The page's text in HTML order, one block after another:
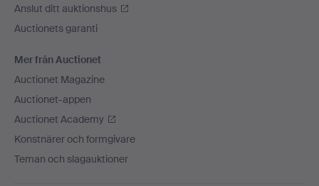
Anslut ditt auktionshus
Auctionets garanti
Mer från Auctionet
Auctionet Magazine
Auctionet-appen
Auctionet Academy
Konstnärer och formgivare
Teman och slagauktioner